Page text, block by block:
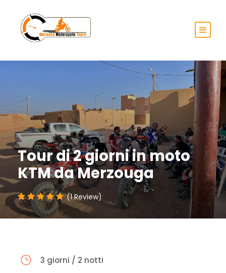
Tour di 2 giorni in moto
KTM da Merzouga
(1 Review)
3 giorni / 2 notti